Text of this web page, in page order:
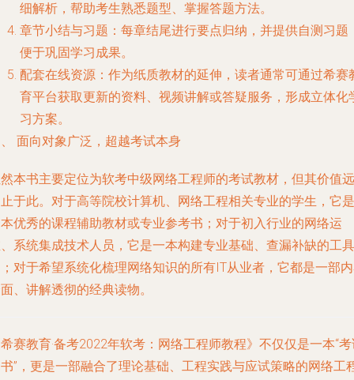
细解析，帮助考生熟悉题型、掌握答题方法。
章节小结与习题 ：每章结尾进行要点归纳，并提供自测习题
便于巩固学习成果。
配套在线资源 ：作为纸质教材的延伸，读者通常可通过希赛
育平台获取更新的资料、视频讲解或答疑服务，形成立体化
习方案。
面向对象广泛，超越考试本身
本书主要定位为软考中级网络工程师的考试教材，但其价值远
于此。对于高等院校计算机、网络工程相关专业的学生，它是
优秀的课程辅助教材或专业参考书；对于初入行业的网络运
系统集成技术人员，它是一本构建专业基础、查漏补缺的工具
对于希望系统化梳理网络知识的所有IT从业者，它都是一部
、讲解透彻的经典读物。
赛教育·备考2022年软考：网络工程师教程》不仅仅是一本“
”，更是一部融合了理论基础、工程实践与应试策略的网络工